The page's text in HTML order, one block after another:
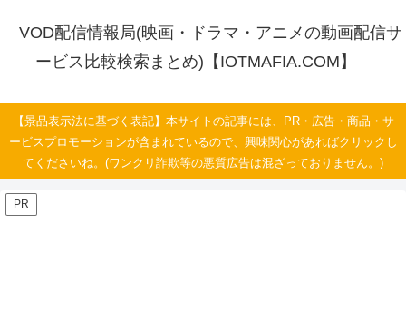
VOD配信情報局(映画・ドラマ・アニメの動画配信サ
ービス比較検索まとめ)【IOTMAFIA.COM】
【景品表示法に基づく表記】本サイトの記事には、PR・広告・商品・サ
ービスプロモーションが含まれているので、興味関心があればクリックし
てくださいね。(ワンクリ詐欺等の悪質広告は混ざっておりません。)
PR